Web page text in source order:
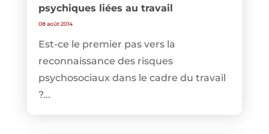
psychiques liées au travail
08 août 2014
Est-ce le premier pas vers la
reconnaissance des risques
psychosociaux dans le cadre du travail
?...